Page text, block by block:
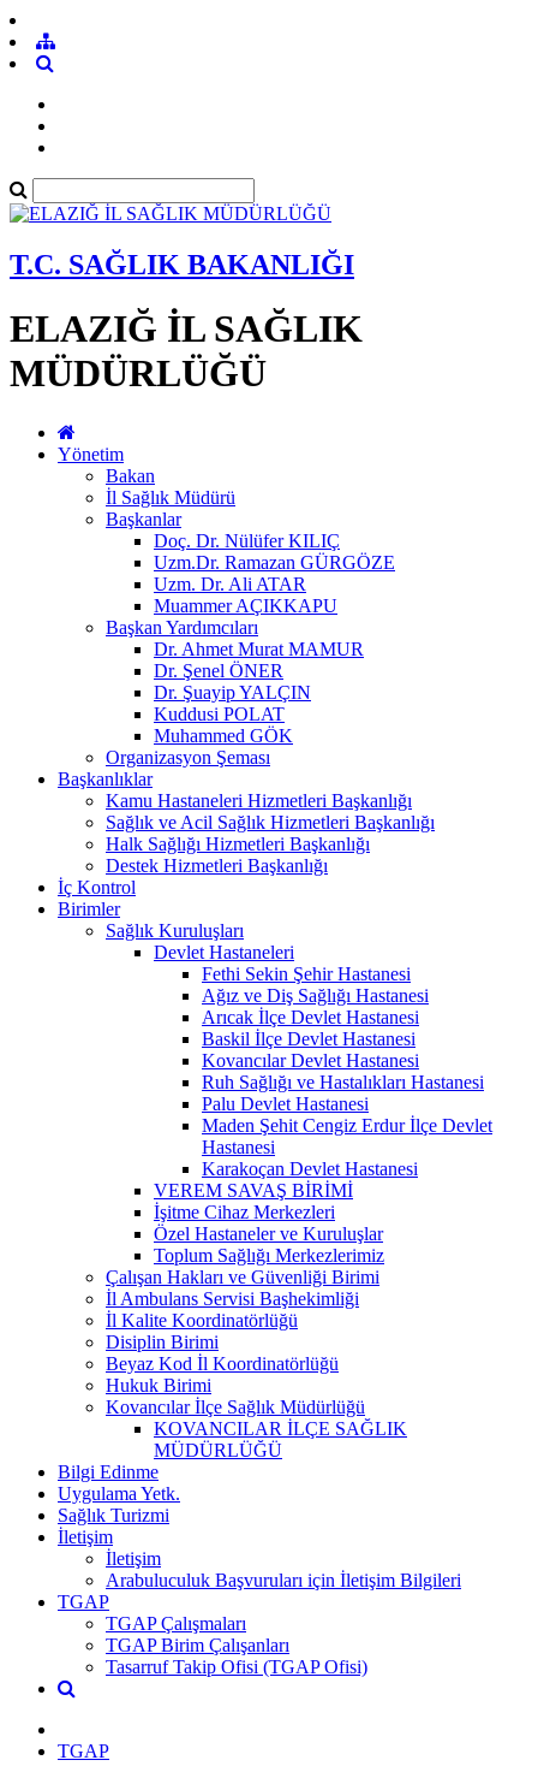
T.C. SAĞLIK BAKANLIĞI
ELAZIĞ İL SAĞLIK
MÜDÜRLÜĞÜ
Yönetim
Bakan
İl Sağlık Müdürü
Başkanlar
Doç. Dr. Nülüfer KILIÇ
Uzm.Dr. Ramazan GÜRGÖZE
Uzm. Dr. Ali ATAR
Muammer AÇIKKAPU
Başkan Yardımcıları
Dr. Ahmet Murat MAMUR
Dr. Şenel ÖNER
Dr. Şuayip YALÇIN
Kuddusi POLAT
Muhammed GÖK
Organizasyon Şeması
Başkanlıklar
Kamu Hastaneleri Hizmetleri Başkanlığı
Sağlık ve Acil Sağlık Hizmetleri Başkanlığı
Halk Sağlığı Hizmetleri Başkanlığı
Destek Hizmetleri Başkanlığı
İç Kontrol
Birimler
Sağlık Kuruluşları
Devlet Hastaneleri
Fethi Sekin Şehir Hastanesi
Ağız ve Diş Sağlığı Hastanesi
Arıcak İlçe Devlet Hastanesi
Baskil İlçe Devlet Hastanesi
Kovancılar Devlet Hastanesi
Ruh Sağlığı ve Hastalıkları Hastanesi
Palu Devlet Hastanesi
Maden Şehit Cengiz Erdur İlçe Devlet
Hastanesi
Karakoçan Devlet Hastanesi
VEREM SAVAŞ BİRİMİ
İşitme Cihaz Merkezleri
Özel Hastaneler ve Kuruluşlar
Toplum Sağlığı Merkezlerimiz
Çalışan Hakları ve Güvenliği Birimi
İl Ambulans Servisi Başhekimliği
İl Kalite Koordinatörlüğü
Disiplin Birimi
Beyaz Kod İl Koordinatörlüğü
Hukuk Birimi
Kovancılar İlçe Sağlık Müdürlüğü
KOVANCILAR İLÇE SAĞLIK
MÜDÜRLÜĞÜ
Bilgi Edinme
Uygulama Yetk.
Sağlık Turizmi
İletişim
İletişim
Arabuluculuk Başvuruları için İletişim Bilgileri
TGAP
TGAP Çalışmaları
TGAP Birim Çalışanları
Tasarruf Takip Ofisi (TGAP Ofisi)
TGAP